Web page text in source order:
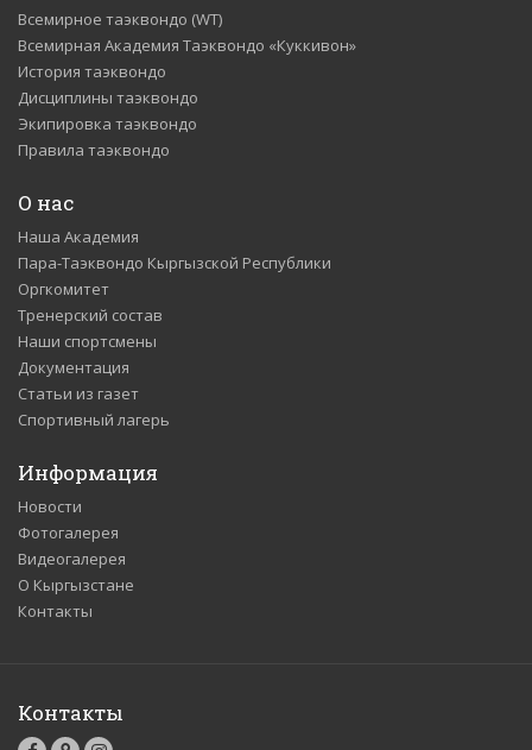
Всемирное таэквондо (WT)
Всемирная Академия Таэквондо «Куккивон»
История таэквондо
Дисциплины таэквондо
Экипировка таэквондо
Правила таэквондо
О нас
Наша Академия
Пара-Таэквондо Кыргызской Республики
Оргкомитет
Тренерский состав
Наши спортсмены
Документация
Статьи из газет
Спортивный лагерь
Информация
Новости
Фотогалерея
Видеогалерея
О Кыргызстане
Контакты
Контакты